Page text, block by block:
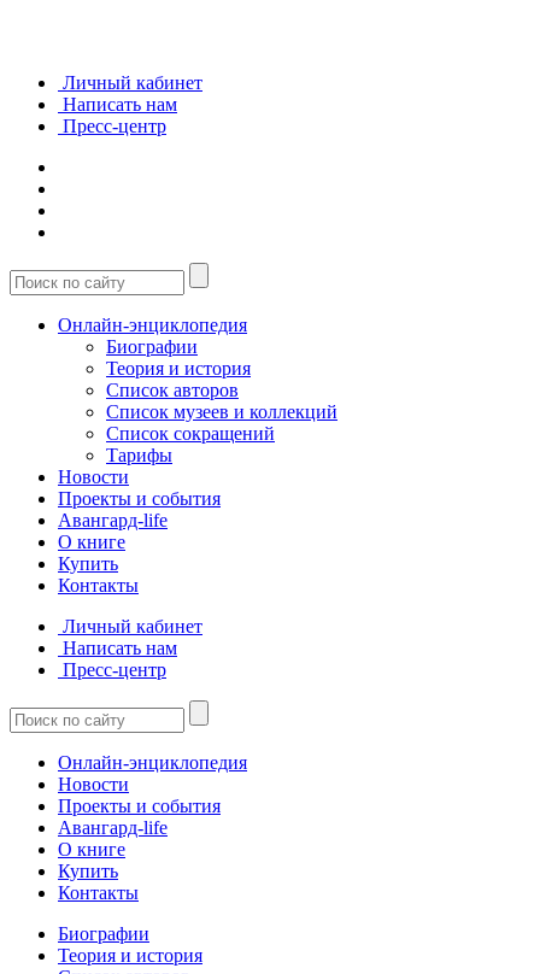
Личный кабинет
Написать нам
Пресс-центр
Онлайн-энциклопедия
Биографии
Теория и история
Список авторов
Список музеев и коллекций
Список сокращений
Тарифы
Новости
Проекты и события
Авангард-life
О книге
Купить
Контакты
Личный кабинет
Написать нам
Пресс-центр
Онлайн-энциклопедия
Новости
Проекты и события
Авангард-life
О книге
Купить
Контакты
Биографии
Теория и история